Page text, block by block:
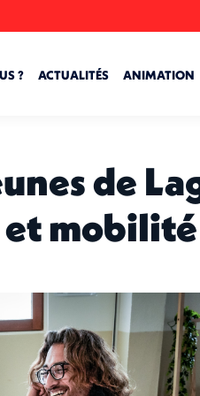
? ACTUALITÉS ANIMATION
de
mobilité